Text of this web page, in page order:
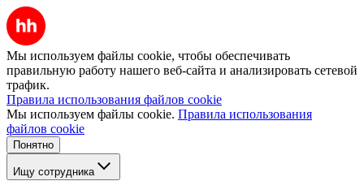
Мы используем файлы cookie, чтобы обеспечивать
правильную работу нашего веб-сайта и анализировать сетевой
трафик.
Правила использования файлов cookie
Мы используем файлы cookie. Правила использования
файлов cookie
Понятно
Ищу сотрудника